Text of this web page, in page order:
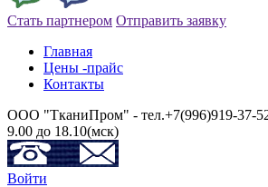
Стать партнером Отправить заявку
Главная
Цены -прайс
Контакты
ООО "ТканиПром" - тел.+7(996)919-37-
9.00 до 18.10(мск)
Войти